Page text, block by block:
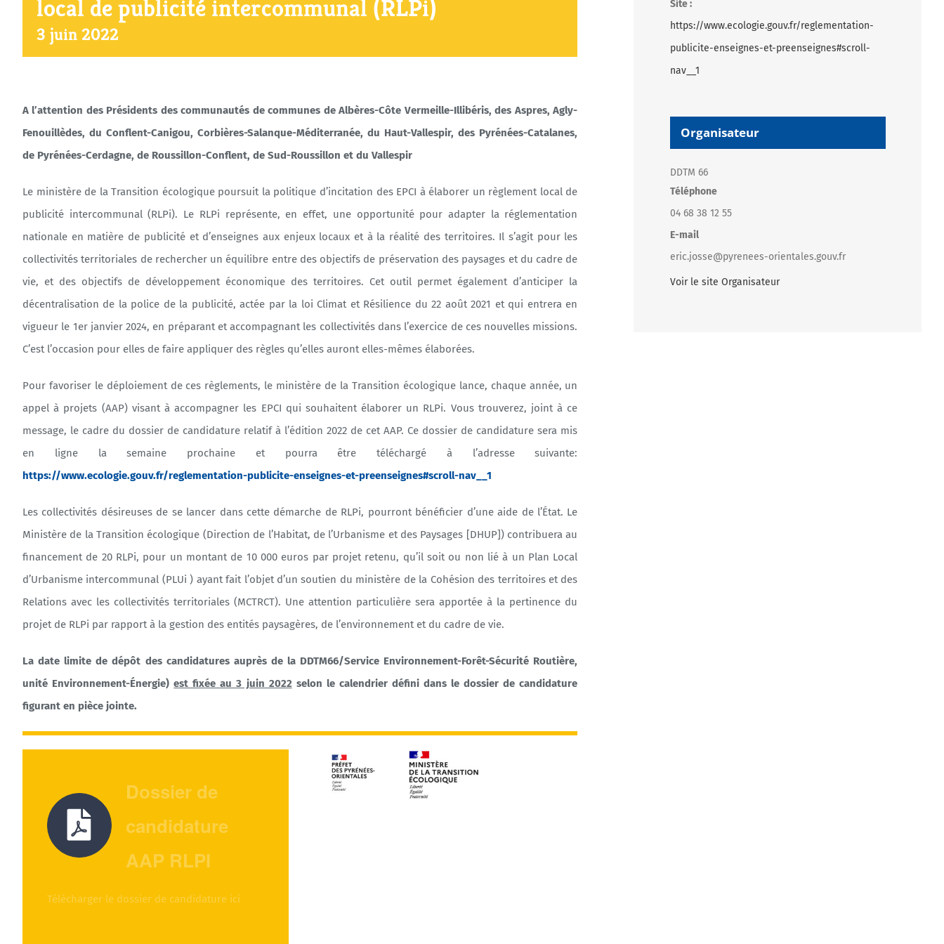
local de publicité intercommunal (RLPi)
3 juin 2022
A l’attention des Présidents des communautés de communes de Albères-Côte Vermeille-Illibéris, des Aspres, Agly-
Fenouillèdes, du Conflent-Canigou, Corbières-Salanque-Méditerranée, du Haut-Vallespir, des Pyrénées-Catalanes,
de Pyrénées-Cerdagne, de Roussillon-Conflent, de Sud-Roussillon et du Vallespir
Le ministère de la Transition écologique poursuit la politique d’incitation des EPCI à élaborer un règlement local de
publicité intercommunal (RLPi). Le RLPi représente, en effet, une opportunité pour adapter la réglementation
nationale en matière de publicité et d’enseignes aux enjeux locaux et à la réalité des territoires. Il s’agit pour les
collectivités territoriales de rechercher un équilibre entre des objectifs de préservation des paysages et du cadre de
vie, et des objectifs de développement économique des territoires. Cet outil permet également d’anticiper la
décentralisation de la police de la publicité, actée par la loi Climat et Résilience du 22 août 2021 et qui entrera en
vigueur le 1er janvier 2024, en préparant et accompagnant les collectivités dans l’exercice de ces nouvelles missions.
C’est l’occasion pour elles de faire appliquer des règles qu’elles auront elles-mêmes élaborées.
Pour favoriser le déploiement de ces règlements, le ministère de la Transition écologique lance, chaque année, un
appel à projets (AAP) visant à accompagner les EPCI qui souhaitent élaborer un RLPi. Vous trouverez, joint à ce
message, le cadre du dossier de candidature relatif à l’édition 2022 de cet AAP. Ce dossier de candidature sera mis
en ligne la semaine prochaine et pourra être téléchargé à l’adresse suivante:
https://www.ecologie.gouv.fr/reglementation-publicite-enseignes-et-preenseignes#scroll-nav__1
Les collectivités désireuses de se lancer dans cette démarche de RLPi, pourront bénéficier d’une aide de l’État. Le
Ministère de la Transition écologique (Direction de l’Habitat, de l’Urbanisme et des Paysages [DHUP]) contribuera au
financement de 20 RLPi, pour un montant de 10 000 euros par projet retenu, qu’il soit ou non lié à un Plan Local
d’Urbanisme intercommunal (PLUi ) ayant fait l’objet d’un soutien du ministère de la Cohésion des territoires et des
Relations avec les collectivités territoriales (MCTRCT). Une attention particulière sera apportée à la pertinence du
projet de RLPi par rapport à la gestion des entités paysagères, de l’environnement et du cadre de vie.
La date limite de dépôt des candidatures auprès de la DDTM66/Service Environnement-Forêt-Sécurité Routière,
unité Environnement-Énergie)est fixée au 3 juin 2022selon le calendrier défini dans le dossier de candidature
figurant en pièce jointe.
Dossier de
candidature
AAP RLPI
Télécharger le dossier de candidature ici
Site :
https://www.ecologie.gouv.fr/reglementation-
publicite-enseignes-et-preenseignes#scroll-
nav__1
Organisateur
DDTM 66
Téléphone
04 68 38 12 55
E-mail
eric.josse@pyrenees-orientales.gouv.fr
Voir le site Organisateur